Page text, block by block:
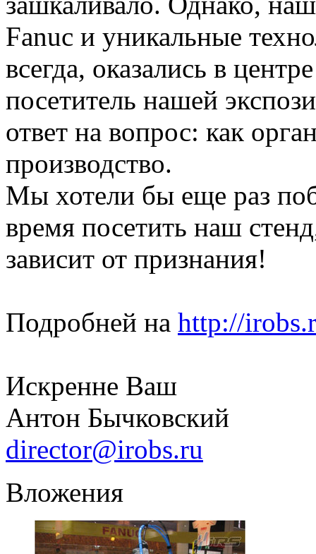
Fanuc и уникальные
всегда, оказались в
посетитель нашей
ответ на вопрос: как
производство.
Мы хотели бы еще раз
время посетить наш
зависит от признания!
Подробней на http://
Искренне Ваш
Антон Бычковский
director@irobs.ru
Вложения